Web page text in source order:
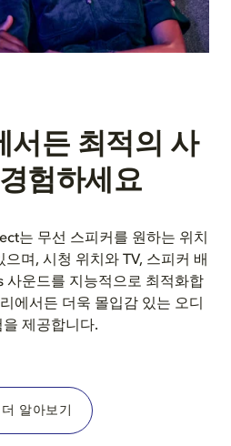
서든 최적의 사
험하세요
는 무선 스피커를 원하는 위치
며, 시청 위치와 TV, 스피커 배
운드를 지능적으로 최적화합
에서든 더욱 몰입감 있는 오디
을 제공합니다.
더 알아보기